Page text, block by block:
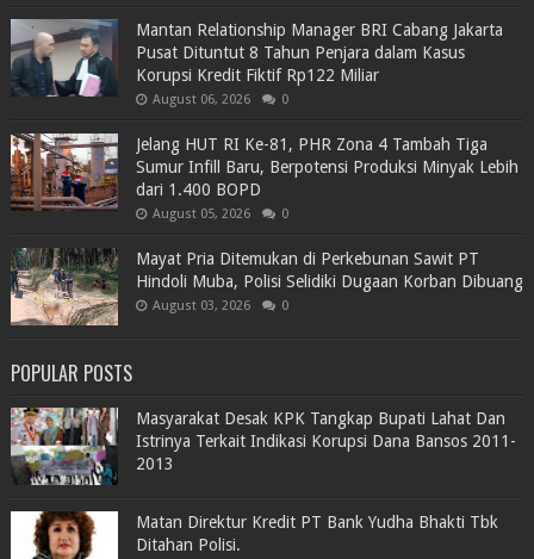
Mantan Relationship Manager BRI Cabang Jakarta
Pusat Dituntut 8 Tahun Penjara dalam Kasus
Korupsi Kredit Fiktif Rp122 Miliar
August 06, 2026 0
Jelang HUT RI Ke-81, PHR Zona 4 Tambah Tiga
Sumur Infill Baru, Berpotensi Produksi Minyak Lebih
dari 1.400 BOPD
August 05, 2026 0
Mayat Pria Ditemukan di Perkebunan Sawit PT
Hindoli Muba, Polisi Selidiki Dugaan Korban Dibuang
August 03, 2026 0
POPULAR POSTS
Masyarakat Desak KPK Tangkap Bupati Lahat Dan
Istrinya Terkait Indikasi Korupsi Dana Bansos 2011-
2013
Matan Direktur Kredit PT Bank Yudha Bhakti Tbk
Ditahan Polisi.